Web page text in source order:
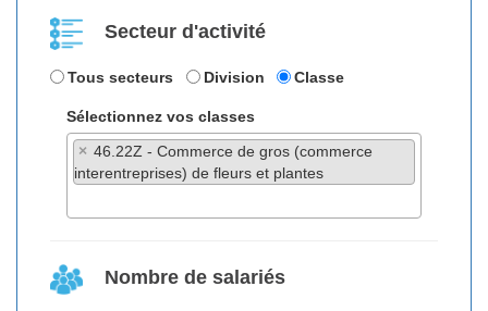
Secteur d'activité
Tous secteurs Division Classe
Sélectionnez vos classes
× 46.22Z - Commerce de gros (commerce
interentreprises) de fleurs et plantes
Nombre de salariés